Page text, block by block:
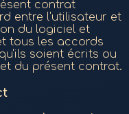
contrat
entre l'utilisateur et
du logiciel et
tous les accords
soient écrits ou
du présent contrat.